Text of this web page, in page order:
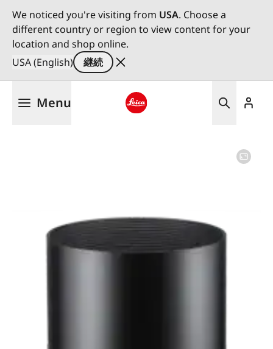
We noticed you're visiting from USA. Choose a
different country or region to view content for your
location and shop online.
USA (English)
継続
Menu